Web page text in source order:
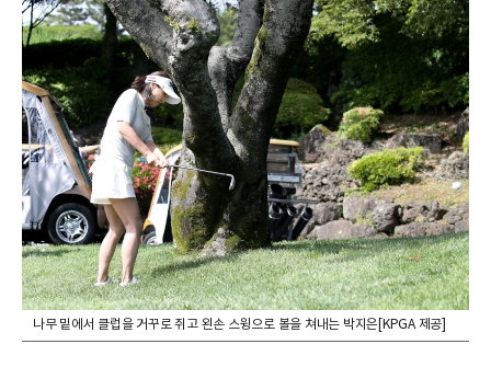
나무 밑에서 클럽을 거꾸로 쥐고 왼손 스윙으로 볼을 쳐내는 박지은[KPGA 제공]